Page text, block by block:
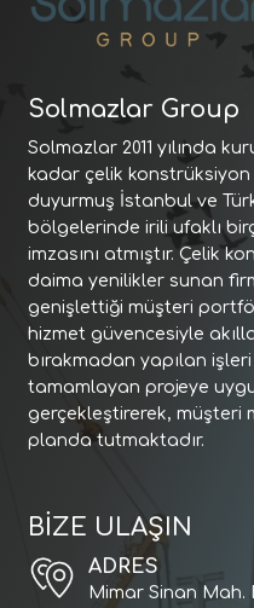
Solmazlar Group
Solmazlar 2011 yılında
kadar çelik konstrüksiyon
duyurmuş İstanbul ve
bölgelerinde irili ufaklı
imzasını atmıştır. Çelik
daima yenilikler sunan
genişlettiği müşteri
hizmet güvencesiyle
bırakmadan yapılan
tamamlayan projeye
gerçekleştirerek, müşteri
planda tutmaktadır.
BİZE ULAŞIN
ADRES
Mimar Sinan Mah.